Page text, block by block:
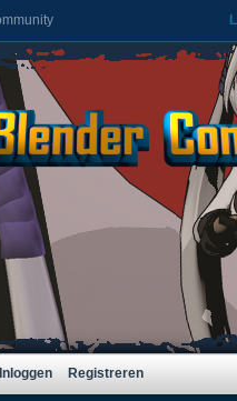
Inloggen Registreren